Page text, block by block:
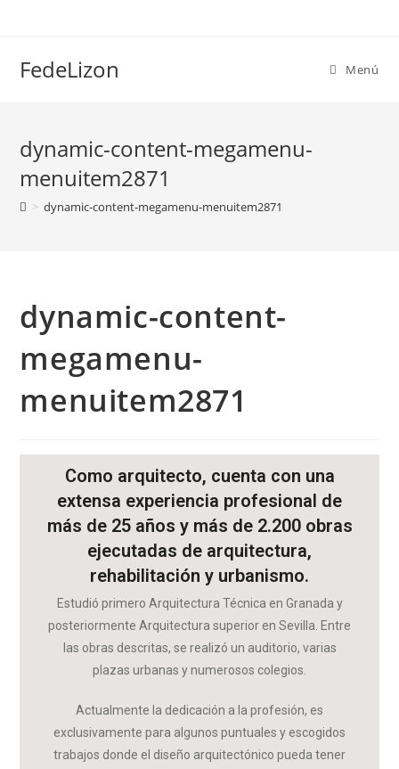
FedeLizon Menú
dynamic-content-megamenu-
menuitem2871
> dynamic-content-megamenu-menuitem2871
dynamic-content-
megamenu-
menuitem2871
Como arquitecto, cuenta con una
extensa experiencia profesional de
más de 25 años y más de 2.200 obras
ejecutadas de arquitectura,
rehabilitación y urbanismo.
Estudió primero Arquitectura Técnica en Granada y
posteriormente Arquitectura superior en Sevilla. Entre
las obras descritas, se realizó un auditorio, varias
plazas urbanas y numerosos colegios.
Actualmente la dedicación a la profesión, es
exclusivamente para algunos puntuales y escogidos
trabajos donde el diseño arquitectónico pueda tener